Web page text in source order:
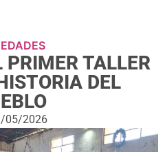
PRIMER TALLER
DEL
05/2026